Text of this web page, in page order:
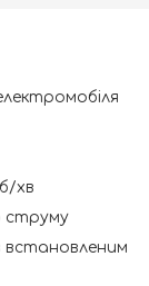
хв
струму
встановленим